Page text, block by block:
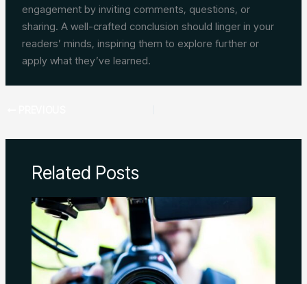
engagement by inviting comments, questions, or
sharing. A well-crafted conclusion should linger in your
readers’ minds, inspiring them to explore further or
apply what they’ve learned.
Related Posts